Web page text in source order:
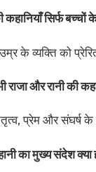
कहानियाँ सिर्फ बच्चों
के व्यक्ति को
और रानी की
प्रेम और संघर्ष
का मुख्य संदेश क्या